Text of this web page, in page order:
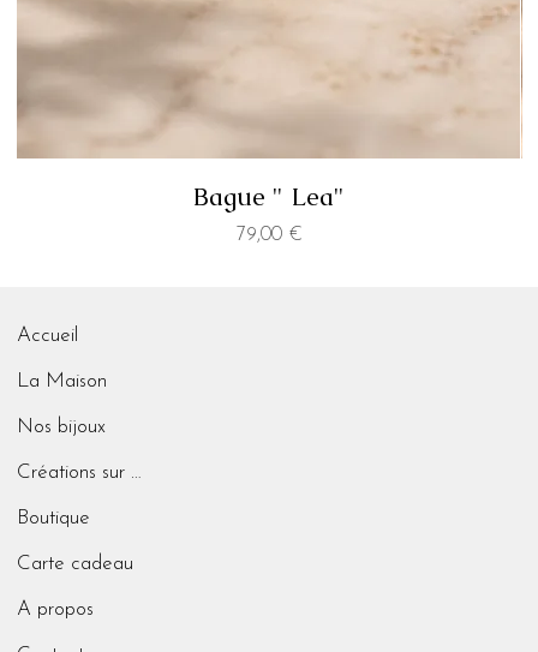
Bague " Lea"
Prix
79,00 €
Accueil
La Maison
Nos bijoux
Créations sur mesure
Boutique
Carte cadeau
A propos